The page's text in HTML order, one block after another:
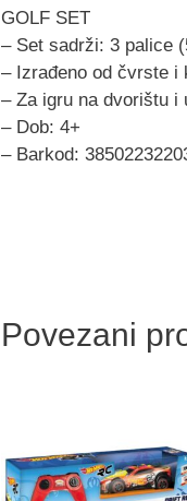
GOLF SET
– Set sadrži: 3 palice
– Izrađeno od čvrste i
– Za igru na dvorištu i
– Dob: 4+
– Barkod:
Povezani